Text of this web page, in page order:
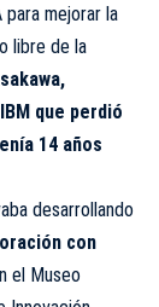
mejorar la
libre de la
que perdió
14 años
desarrollando
con
el Museo